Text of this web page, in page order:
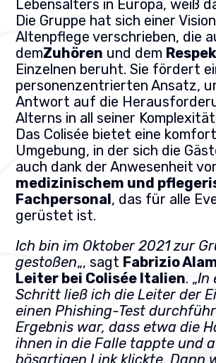
Lebensalters in Europa, weiß
Die Gruppe hat sich einer
Altenpflege verschrieben, die
demZuhören und dem
Einzelnen beruht. Sie fördert
personenzentrierten Ansatz,
Antwort auf die
Alterns in all seiner
Das Colisée bietet eine
Umgebung, in der sich die
auch dank der Anwesenheit
medizinischem und
Fachpersonal, das für alle
gerüstet ist.
Ich bin im Oktober 2021 zur
gestoßen„, sagt Fabrizio
Leiter bei Colisée Italien. „In
Schritt ließ ich die Leiter der
einen Phishing-Test
Ergebnis war, dass etwa die
ihnen in die Falle tappte und
bösartigen Link klickte. Dann